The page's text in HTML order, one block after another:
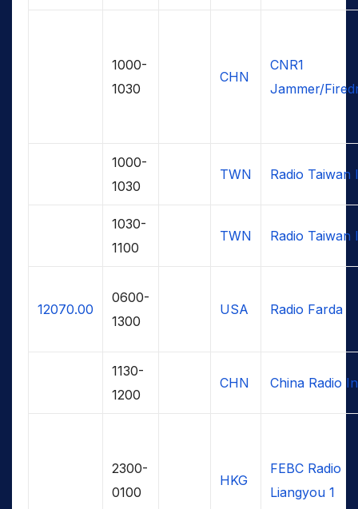
1000-
1030
CHN
CNR1
Jammer/
1000-
1030
TWN Radio Taiwan
1030-
1100
TWN Radio Taiwan
12070.00
0600-
1300
USA Radio Farda
1130-
1200
CHN China Radio
2300-
0100
HKG
FEBC Radio
Liangyou 1